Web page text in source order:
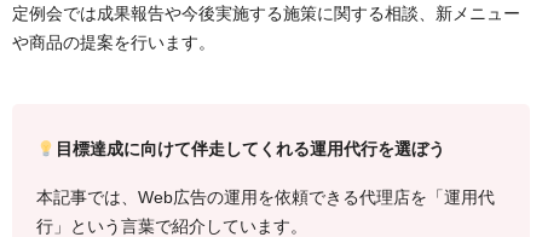
定例会では成果報告や今後実施する施策に関する相談、新メニュー
や商品の提案を行います。
目標達成に向けて伴走してくれる運用代行を選ぼう
本記事では、Web広告の運用を依頼できる代理店を「運用代
行」という言葉で紹介しています。